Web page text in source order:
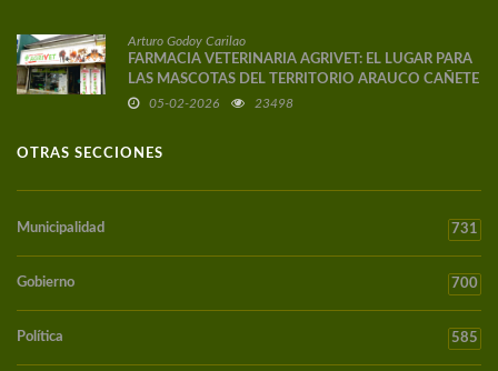
Arturo Godoy Carilao
FARMACIA VETERINARIA AGRIVET: EL LUGAR PARA
LAS MASCOTAS DEL TERRITORIO ARAUCO CAÑETE
05-02-2026 23498
OTRAS SECCIONES
Municipalidad 731
Gobierno 700
Política 585